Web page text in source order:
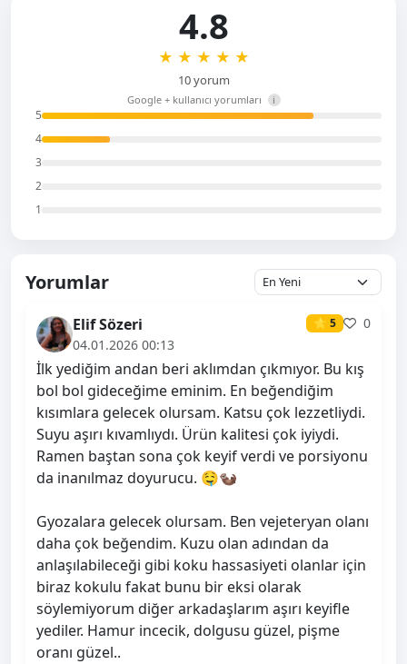
5
4
3
2
1
4.8
★ ★ ★ ★ ★
10 yorum
Google + kullanıcı yorumları i
Yorumlar
Elif Sözeri ⭐ 5
0
04.01.2026 00:13
İlk yediğim andan beri aklımdan çıkmıyor. Bu kış
bol bol gideceğime eminim. En beğendiğim
kısımlara gelecek olursam. Katsu çok lezzetliydi.
Suyu aşırı kıvamlıydı. Ürün kalitesi çok iyiydi.
Ramen baştan sona çok keyif verdi ve porsiyonu
da inanılmaz doyurucu. 🤤🦦
Gyozalara gelecek olursam. Ben vejeteryan olanı
daha çok beğendim. Kuzu olan adından da
anlaşılabileceği gibi koku hassasiyeti olanlar için
biraz kokulu fakat bunu bir eksi olarak
söylemiyorum diğer arkadaşlarım aşırı keyifle
yediler. Hamur incecik, dolgusu güzel, pişme
oranı güzel..